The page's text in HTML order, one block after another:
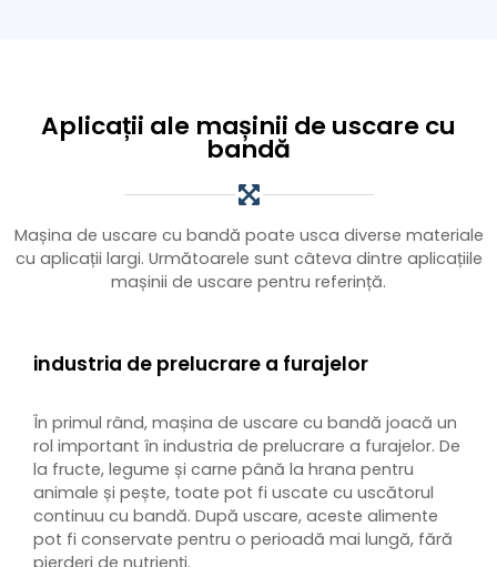
Aplicații ale mașinii de uscare cu
bandă
Mașina de uscare cu bandă poate usca diverse materiale
cu aplicații largi. Următoarele sunt câteva dintre aplicațiile
mașinii de uscare pentru referință.
industria de prelucrare a furajelor
În primul rând, mașina de uscare cu bandă joacă un
rol important în industria de prelucrare a furajelor. De
la fructe, legume și carne până la hrana pentru
animale și pește, toate pot fi uscate cu uscătorul
continuu cu bandă. După uscare, aceste alimente
pot fi conservate pentru o perioadă mai lungă, fără
pierderi de nutrienți.